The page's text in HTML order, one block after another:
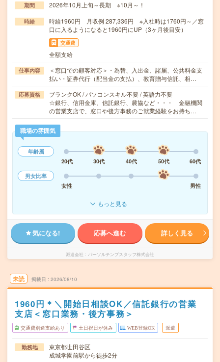
期間 2026年10月上旬～長期 ※10月～！
時給
時給1960円 月収例 287,336円 ※入社時は1760円～／窓
口に入るようになると1960円にUP（3ヶ月後目安）
交通費
全額支給
仕事内容
＜窓口での顧客対応＞・為替、入出金、諸届、公共料金支
払い・証券代行（配当金の支払）、教育贈与信託、相…
応募資格
ブランクOK / パソコンスキル不要 / 英語力不要
☆銀行、信用金庫、信託銀行、農協など・・・ 金融機関
の営業支店で、窓口や後方事務のご就業経験をお持ち…
職場の雰囲気
年齢層
20代
30代 40代 50代
60代
男女比率
女性
男性
もっと見る
気になる! 応募へ進む 詳しく見る
派遣会社 パーソルテンプスタッフ株式会社
未読 掲載日 2026/08/10
1960円＊＼開始日相談OK／信託銀行の営業
支店＜窓口業務・後方事務＞
交通費別途支給あり 土日祝日が休み WEB登録OK 派遣
勤務地
東京都世田谷区
成城学園前駅から徒歩2分